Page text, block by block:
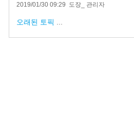
2019/01/30 09:29 도장_ 관리자
오래된 토픽